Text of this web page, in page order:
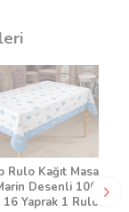
Rulo Kağıt Masa
Desenli 100 *
16 Yaprak 1 Rulo